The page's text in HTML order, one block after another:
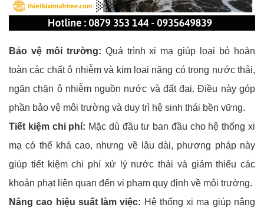
Bảo vệ môi trường: Quá trình xi mạ giúp loại bỏ hoàn
toàn các chất ô nhiễm và kim loại nặng có trong nước thải,
ngăn chặn ô nhiễm nguồn nước và đất đai. Điều này góp
phần bảo vệ môi trường và duy trì hệ sinh thái bền vững.
Tiết kiệm chi phí: Mặc dù đầu tư ban đầu cho hệ thống xi
mạ có thể khá cao, nhưng về lâu dài, phương pháp này
giúp tiết kiệm chi phí xử lý nước thải và giảm thiểu các
khoản phạt liên quan đến vi phạm quy định về môi trường.
Nâng cao hiệu suất làm việc: Hệ thống xi mạ giúp nâng